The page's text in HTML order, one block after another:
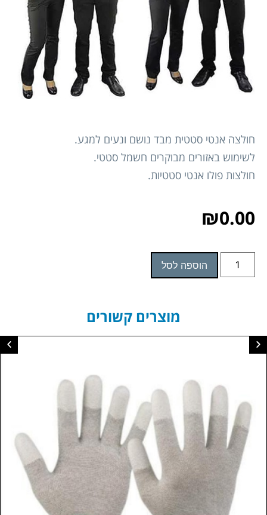
חולצה אנטי סטטית מבד נושם ונעים למגע.
לשימוש באזורים מבוקרים חשמל סטטי.
חולצות פולו אנטי סטטיות.
₪0.00
הוספה לסל
מוצרים קשורים